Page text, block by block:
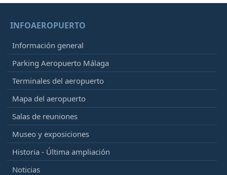
INFOAEROPUERTO
Información general
Parking Aeropuerto Málaga
Terminales del aeropuerto
Mapa del aeropuerto
Salas de reuniones
Museo y exposiciones
Historia - Última ampliación
Noticias